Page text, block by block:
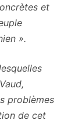
et
».
problèmes
de cet